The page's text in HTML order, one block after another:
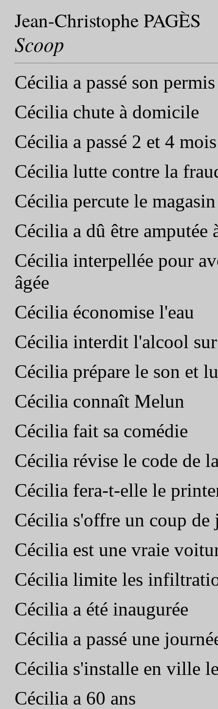
Jean-Christophe PAGÈS
Scoop
Cécilia a passé son
Cécilia chute à domicile
Cécilia a passé 2 et 4
Cécilia lutte contre la
Cécilia percute le magasin
Cécilia a dû être amputée
Cécilia interpellée pour
âgée
Cécilia économise l'eau
Cécilia interdit l'alcool
Cécilia prépare le son et
Cécilia connaît Melun
Cécilia fait sa comédie
Cécilia révise le code de
Cécilia fera-t-elle le
Cécilia s'offre un coup de
Cécilia est une vraie
Cécilia limite les
Cécilia a été inaugurée
Cécilia a passé une
Cécilia s'installe en ville
Cécilia a 60 ans